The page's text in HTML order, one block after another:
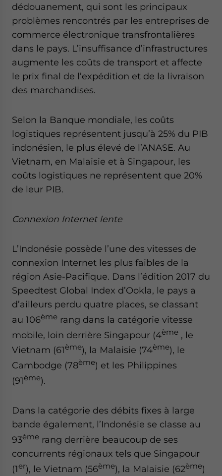
dédouanement, qui sont les principaux
problèmes rencontrés par les entreprises de
commerce électronique transfrontalières
dans le pays. L’insuffisance d’infrastructures
augmente les coûts de transport et affecte
le prix final de l’expédition et de la livraison
des marchandises.
Selon la Banque mondiale, les coûts
logistiques représentent jusqu’à 25% du PIB
indonésien, le plus élevé de l’ANASE. Au
Vietnam, en Malaisie et à Singapour, les
coûts logistiques ne représentent que 20%
de leur PIB.
Connexion Internet lente
L’Indonésie possède l’une des vitesses de
connexion Internet les plus faibles de la
région Asie-Pacifique. Dans l’édition 2017 du
Speedtest Global Index d’Ookla, le pays a
d’ailleurs perdu quatre places, se classant
au 106ème rang dans la catégorie vitesse
mobile, loin derrière Singapour (4ème , le
Vietnam (61ème), la Malaisie (74ème), le
Cambodge (78ème) et les Philippines
(91ème).
Dans la catégorie des débits fixes à large
bande également, l’Indonésie se classe au
93ème rang derrière beaucoup de ses
concurrents régionaux tels que Singapour
(1er), le Vietnam (56ème), la Malaisie (62ème)